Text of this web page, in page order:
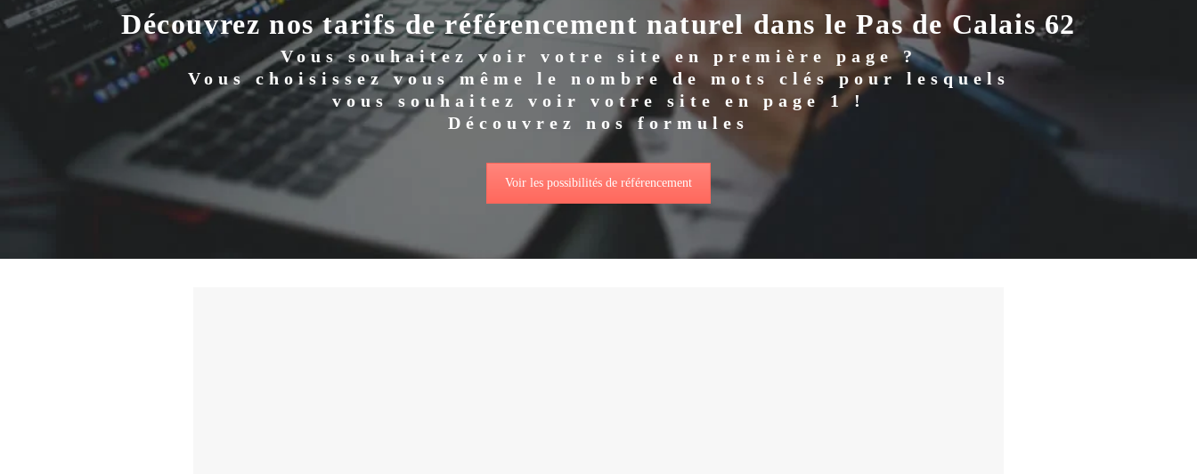
Découvrez nos tarifs de référencement naturel dans le Pas de Calais 62
Vous souhaitez voir votre site en première page ?
Vous choisissez vous même le nombre de mots clés pour lesquels
vous souhaitez voir votre site en page 1 !
Découvrez nos formules
Voir les possibilités de référencement